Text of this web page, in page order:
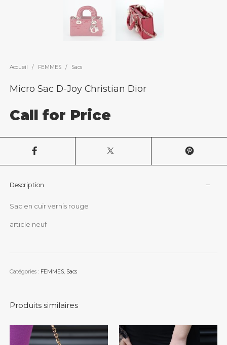
Accueil / FEMMES / Sacs
Micro Sac D-Joy Christian Dior
Call for Price
Description
Sac en cuir vernis rouge
article neuf
Catégories : FEMMES, Sacs
Produits similaires